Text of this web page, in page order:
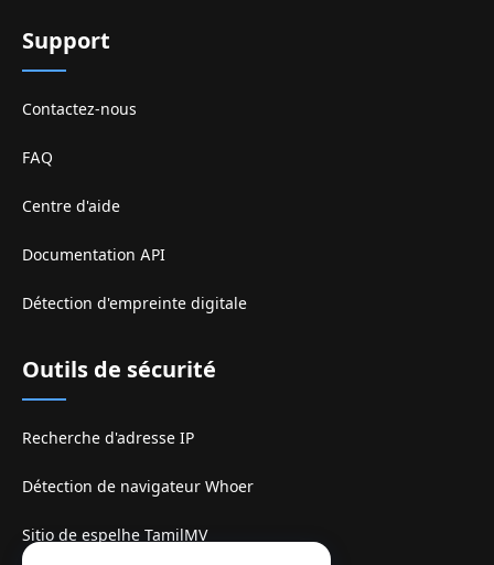
Support
Contactez-nous
FAQ
Centre d'aide
Documentation API
Détection d'empreinte digitale
Outils de sécurité
Recherche d'adresse IP
Détection de navigateur Whoer
Sitio de espelhe TamilMV